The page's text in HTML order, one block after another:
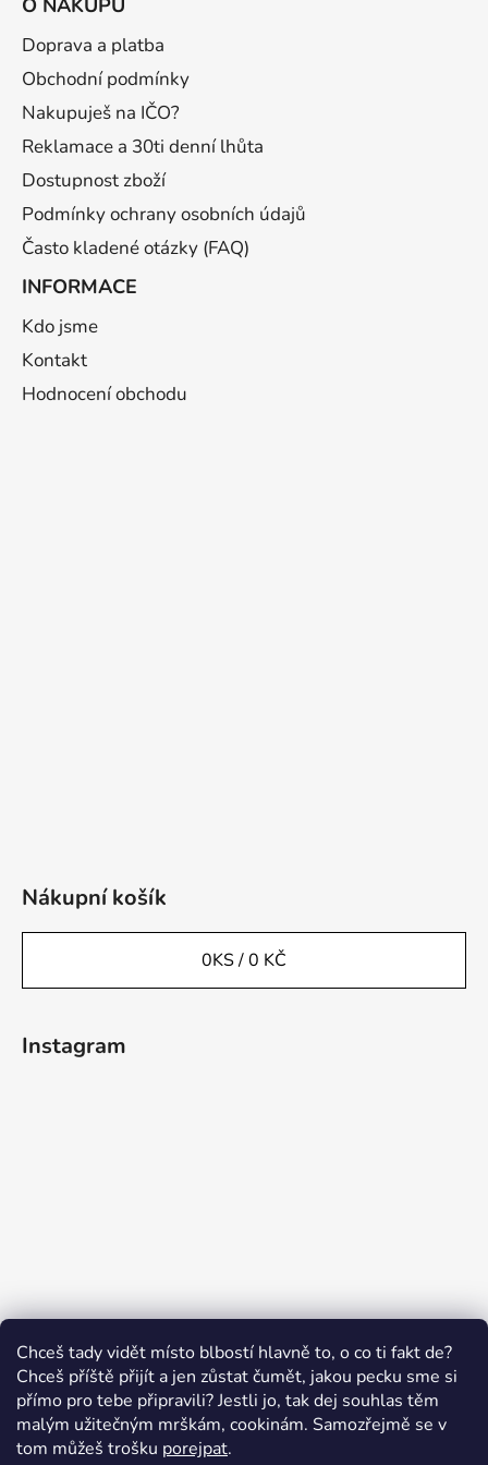
Chceš tady vidět místo blbostí hlavně to, o co ti fakt de?
Chceš příště přijít a jen zůstat čumět, jakou pecku sme si
přímo pro tebe připravili? Jestli jo, tak dej souhlas těm
malým užitečným mrškám, cookinám. Samozřejmě se v
tom můžeš trošku porejpat.
O NÁKUPU
Doprava a platba
Obchodní podmínky
Nakupuješ na IČO?
Reklamace a 30ti denní lhůta
Dostupnost zboží
Podmínky ochrany osobních údajů
Často kladené otázky (FAQ)
INFORMACE
Kdo jsme
Kontakt
Hodnocení obchodu
Nákupní košík
0KS /0 KČ
Instagram
Swissten.eu Česnekový ráj